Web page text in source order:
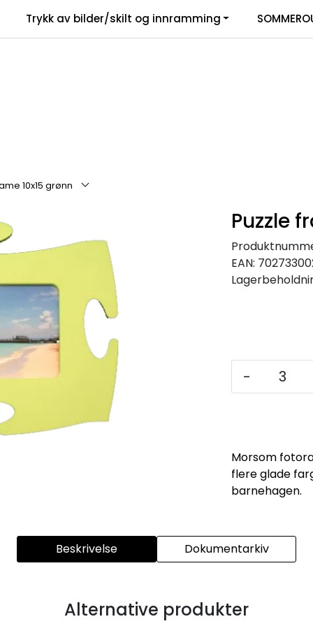
Trykk av bilder/skilt og innramming
10x15 grønn
Puzzle
EAN:
-
Morsom
flere glade
barnehagen.
Beskrivelse Dokumentarkiv
Alternative produkter